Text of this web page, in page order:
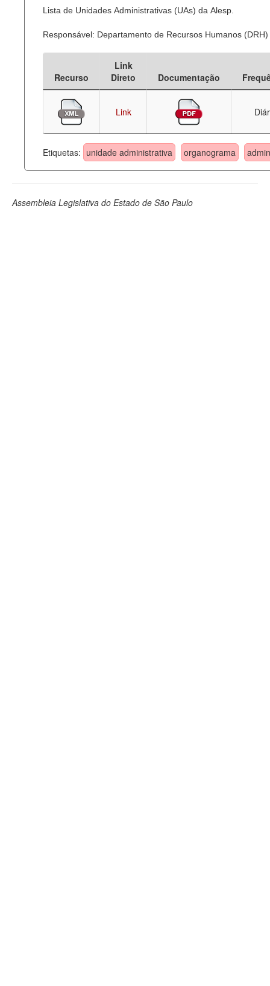
Lista de Unidades Administrativas (UAs) da Alesp.
Responsável: Departamento de Recursos Humanos (DRH)
Recurso
Link
Direto
Documentação
Link
Etiquetas: unidade administrativa organograma
Assembleia Legislativa do Estado de São Paulo